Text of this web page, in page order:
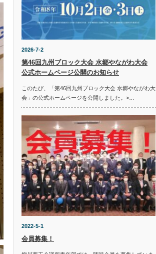
2026-7-2
第46回九州ブロック大会 水郷やながわ大会
公式ホームページ公開のお知らせ
このたび、「第46回九州ブロック大会 水郷やながわ大
会」の公式ホームページを公開しました。>…
2022-5-1
会員募集！